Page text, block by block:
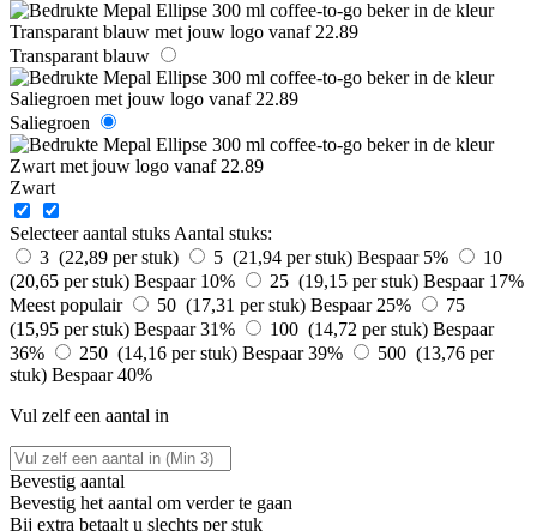
Transparant blauw
Saliegroen
Zwart
Selecteer aantal stuks Aantal stuks:
3 (22,89 per stuk)
5 (21,94 per stuk) Bespaar 5%
10
(20,65 per stuk) Bespaar 10% 25 (19,15 per stuk) Bespaar 17%
Meest populair
50 (17,31 per stuk) Bespaar 25%
75
(15,95 per stuk) Bespaar 31% 100 (14,72 per stuk) Bespaar
36%
250 (14,16 per stuk) Bespaar 39%
500 (13,76 per
stuk) Bespaar 40%
Vul zelf een aantal in
Bevestig aantal
Bevestig het aantal om verder te gaan
Bij extra betaalt u slechts per stuk